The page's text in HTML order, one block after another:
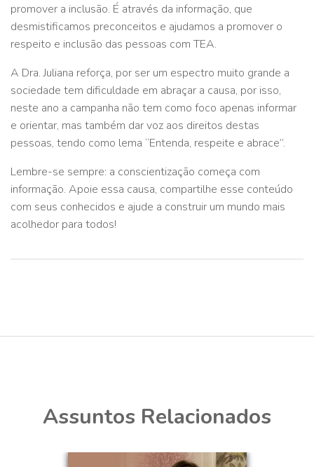
promover a inclusão. É através da informação, que
desmistificamos preconceitos e ajudamos a promover o
respeito e inclusão das pessoas com TEA.
A Dra. Juliana reforça, por ser um espectro muito grande a
sociedade tem dificuldade em abraçar a causa, por isso,
neste ano a campanha não tem como foco apenas informar
e orientar, mas também dar voz aos direitos destas
pessoas, tendo como lema “Entenda, respeite e abrace”.
Lembre-se sempre: a conscientização começa com
informação. Apoie essa causa, compartilhe esse conteúdo
com seus conhecidos e ajude a construir um mundo mais
acolhedor para todos!
Assuntos Relacionados